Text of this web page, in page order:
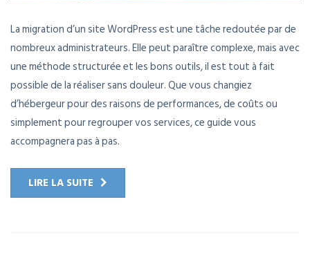
La migration d’un site WordPress est une tâche redoutée par de
nombreux administrateurs. Elle peut paraître complexe, mais avec
une méthode structurée et les bons outils, il est tout à fait
possible de la réaliser sans douleur. Que vous changiez
d’hébergeur pour des raisons de performances, de coûts ou
simplement pour regrouper vos services, ce guide vous
accompagnera pas à pas.
LIRE LA SUITE